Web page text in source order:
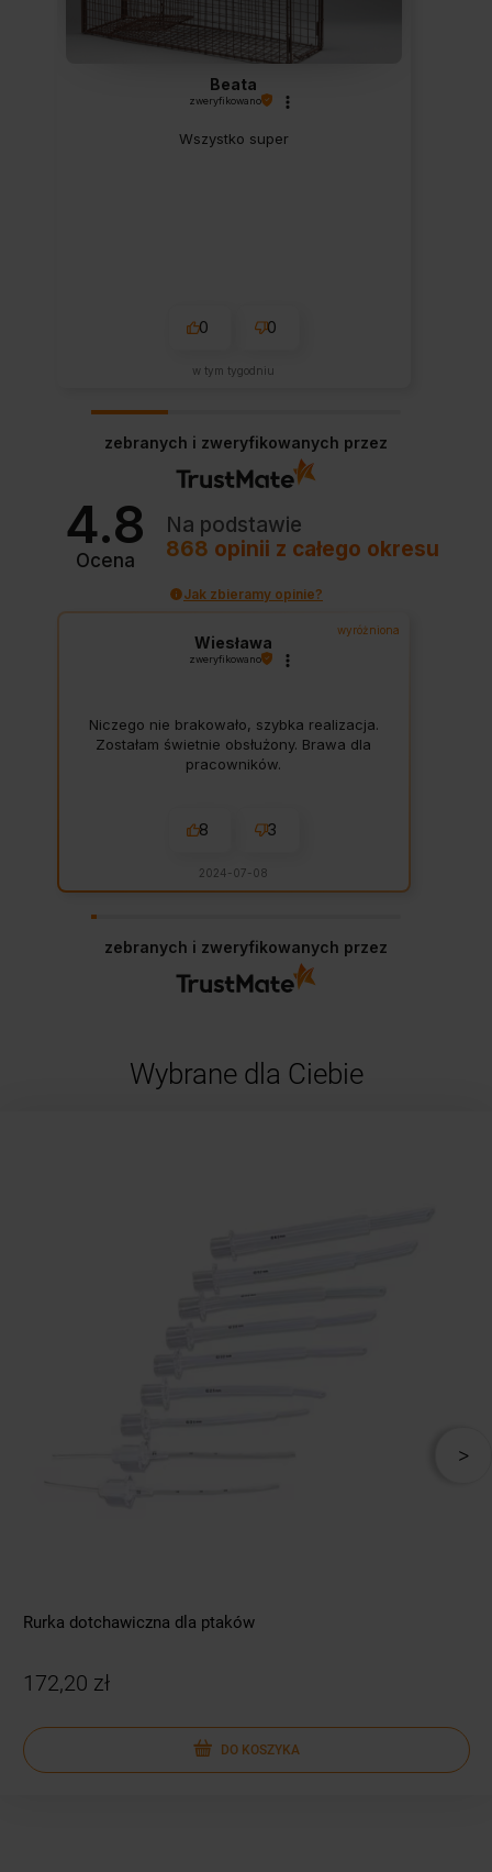
Beata
zweryfikowano
Wszystko super
0 0
w tym tygodniu
zebranych i zweryfikowanych przez
4.8
Ocena
Na podstawie
868 opinii z całego okresu
Jak zbieramy opinie?
wyróżniona
Wiesława
zweryfikowano
Niczego nie brakowało, szybka realizacja.
Zostałam świetnie obsłużony. Brawa dla
pracowników.
8 3
2024-07-08
zebranych i zweryfikowanych przez
Wybrane dla Ciebie
Rurka dotchawiczna dla ptaków
172,20 zł
DO KOSZYKA